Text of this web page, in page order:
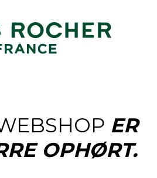
ER
OPHØRT.